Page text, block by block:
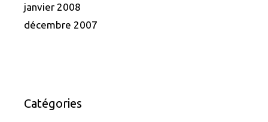
janvier 2008
décembre 2007
Catégories